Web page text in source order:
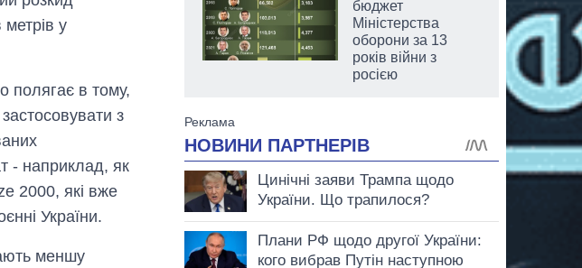
у
полягає в тому,
з
- наприклад, як
2000, які вже
України.
меншу
змінилася кількість
вступників на
бюджет
Міністерства
оборони за 13
років війни з
росією